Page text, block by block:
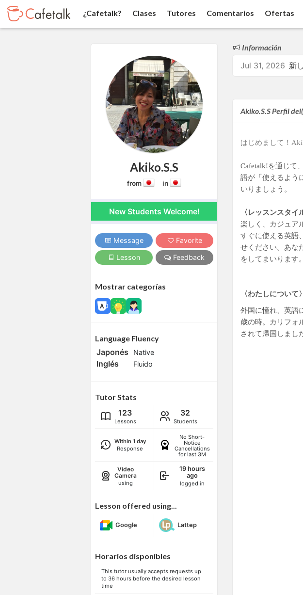
¿Cafetalk? Clases Tutores Comentarios Ofertas
Akiko.S.S
from in
New Students Welcome!
Message Favorite
Lesson Feedback
Mostrar categorías
Language Fluency
Japonés Native
Inglés Fluido
Tutor Stats
123
Lessons
32
Students
Within 1 day
Response
No Short-
Notice
Cancellations
for last 3M
Video
Camera
using
19 hours
ago
logged in
Lesson offered using...
Google Lattep
Horarios disponibles
This tutor usually accepts requests up
to 36 hours before the desired lesson
time
Información
Jul 31, 2026 新
Akiko.S.S Perfil
はじめまして！
Cafetalk!を通じて
語が「使えるよう
いりましょう。
〈レッスンスタイ
楽しく、カジュア
すぐに使える英語
せください。あな
をしてまいります。
〈わたしについて〉
外国に憧れ、英語
歳の時。カリフォ
されて帰国しまし